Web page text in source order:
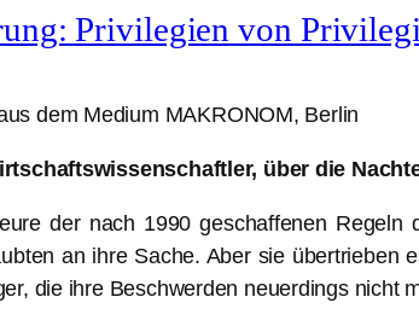
Privilegien von
dem Medium MAKRONOM, Berlin
über die
der nach 1990 geschaffenen
an ihre Sache. Aber sie übertrieben
die ihre Beschwerden neuerdings nicht